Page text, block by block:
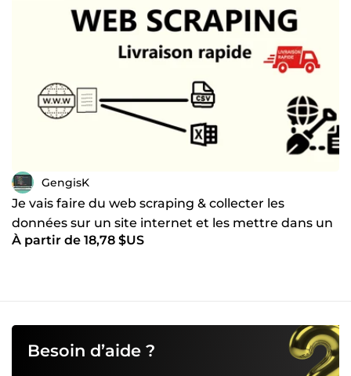
GengisK
Je vais faire du web scraping & collecter les
données sur un site internet et les mettre dans un
fichier
À partir de 18,78 $US
Besoin d’aide ?